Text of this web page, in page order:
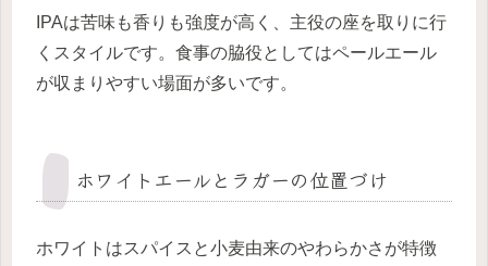
IPAは苦味も香りも強度が高く、主役の座を取りに行
くスタイルです。食事の脇役としてはペールエール
が収まりやすい場面が多いです。
ホワイトエールとラガーの位置づけ
ホワイトはスパイスと小麦由来のやわらかさが特徴